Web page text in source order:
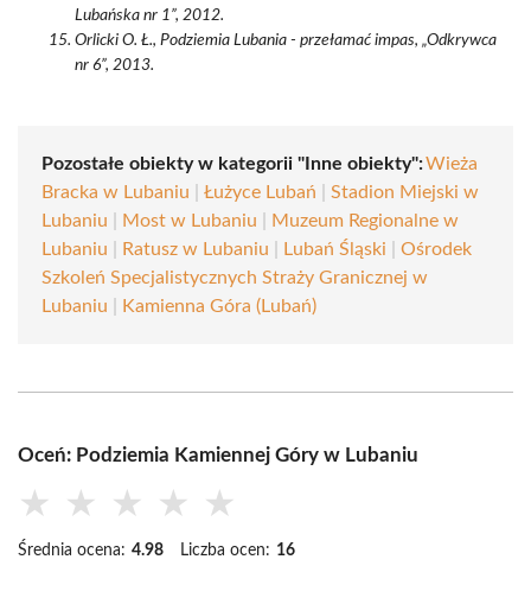
Lubańska nr 1”, 2012.
Orlicki O. Ł., Podziemia Lubania - przełamać impas, „Odkrywca
nr 6”, 2013.
Pozostałe obiekty w kategorii "Inne obiekty":Wieża
Bracka w Lubaniu
Łużyce Lubań
Stadion Miejski w
Lubaniu
Most w Lubaniu
Muzeum Regionalne w
Lubaniu
Ratusz w Lubaniu Lubań Śląski
Ośrodek
Szkoleń Specjalistycznych Straży Granicznej w
Lubaniu
Kamienna Góra (Lubań)
Oceń: Podziemia Kamiennej Góry w Lubaniu
★ ★ ★ ★ ★
Średnia ocena: 4.98 Liczba ocen: 16